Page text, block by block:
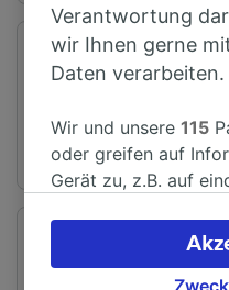
Abfahrtsstation
Edinburgh (Waverley)
Ab 41 Min
Verantwortung
wir Ihnen gerne
Daten verarbeiten.
Wir und unsere115
oder greifen auf
Gerät zu, z.B. auf
verarbeiten. Sie
akzeptieren oder
Ihres